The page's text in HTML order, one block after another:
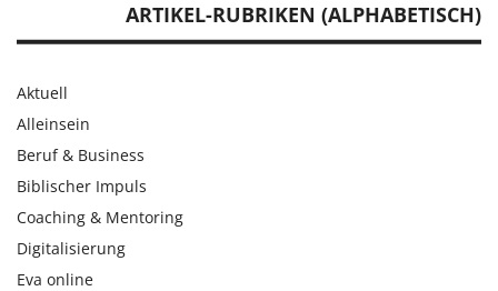
ARTIKEL-RUBRIKEN (ALPHABETISCH)
Aktuell
Alleinsein
Beruf & Business
Biblischer Impuls
Coaching & Mentoring
Digitalisierung
Eva online